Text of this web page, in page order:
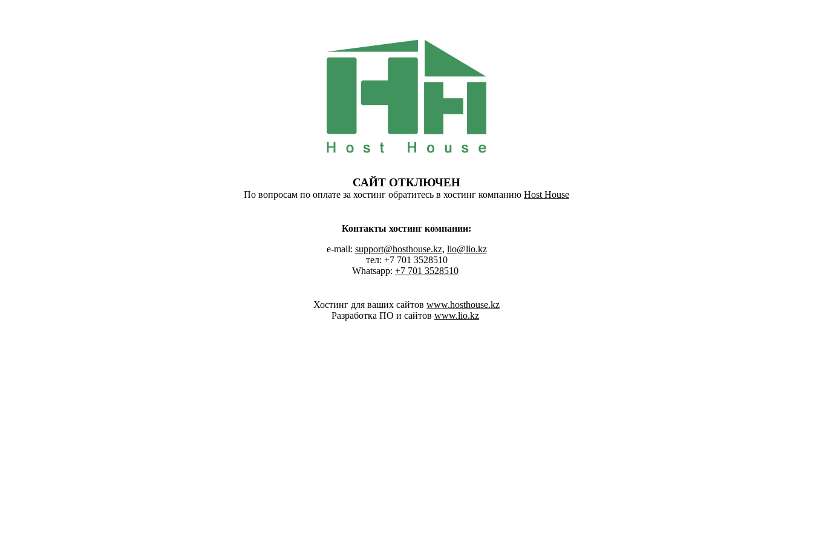
САЙТ ОТКЛЮЧЕН
По вопросам по оплате за хостинг обратитесь в хостинг компанию Host House
Контакты хостинг компании:
e-mail: support@hosthouse.kz, lio@lio.kz
тел: +7 701 3528510
Whatsapp: +7 701 3528510
Хостинг для ваших сайтов www.hosthouse.kz
Разработка ПО и сайтов www.lio.kz